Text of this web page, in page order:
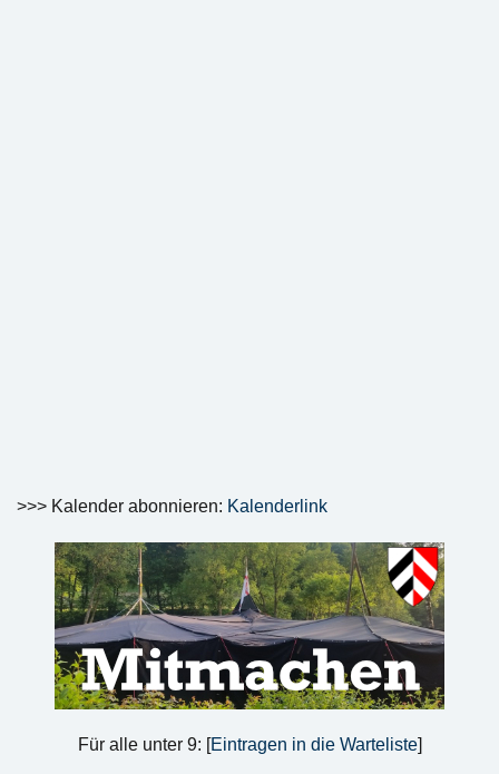
>>> Kalender abonnieren: Kalenderlink
Für alle unter 9: [Eintragen in die Warteliste]